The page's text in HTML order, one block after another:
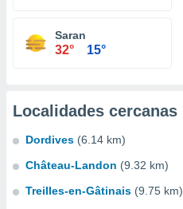
Saran
32° 15°
Localidades cercanas
Dordives (6.14 km)
Château-Landon (9.32 km)
Treilles-en-Gâtinais (9.75 km)